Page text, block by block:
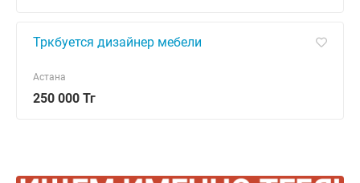
Тркбуется дизайнер мебели
250 000 Тг
Астана